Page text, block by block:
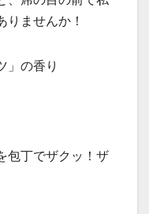
ませんか！
」の香り
包丁でザクッ！ザ